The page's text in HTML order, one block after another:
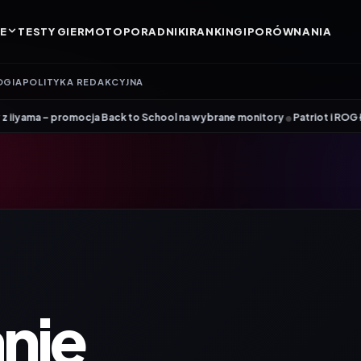
TESTY GIERMOTOPORADNIKIRANKINGIPORÓWNANIA
POLITYKA REDAKCYJNA
Back to School na wybrane monitory•Patriot i ROG łączą siły. Viper